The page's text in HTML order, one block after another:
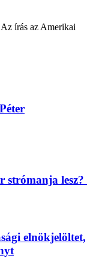
írás az Amerikai
strómanja lesz?
elnökjelöltet,